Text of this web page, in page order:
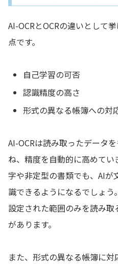
AI-OCRとOCRの違いとして
点です。
自己学習の可否
認識精度の高さ
形式の異なる帳簿への対
AI-OCRは読み取ったデータ
ね、精度を自動的に高めて
字や非定型の書類でも、AI
識できるようになるでしょう
設定された範囲のみを読み
があります。
また、形式の異なる帳簿に